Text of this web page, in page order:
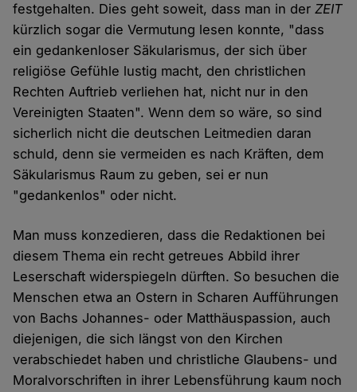
festgehalten. Dies geht soweit, dass man in derZEIT
kürzlich sogar die Vermutung lesen konnte, "dass
ein gedankenloser Säkularismus, der sich über
religiöse Gefühle lustig macht, den christlichen
Rechten Auftrieb verliehen hat, nicht nur in den
Vereinigten Staaten". Wenn dem so wäre, so sind
sicherlich nicht die deutschen Leitmedien daran
schuld, denn sie vermeiden es nach Kräften, dem
Säkularismus Raum zu geben, sei er nun
"gedankenlos" oder nicht.
Man muss konzedieren, dass die Redaktionen bei
diesem Thema ein recht getreues Abbild ihrer
Leserschaft widerspiegeln dürften. So besuchen die
Menschen etwa an Ostern in Scharen Aufführungen
von Bachs Johannes- oder Matthäuspassion, auch
diejenigen, die sich längst von den Kirchen
verabschiedet haben und christliche Glaubens- und
Moralvorschriften in ihrer Lebensführung kaum noch